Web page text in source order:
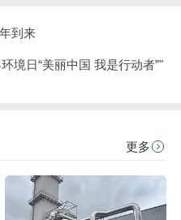
到来
境日“美丽中国 我是行动者”"
更多